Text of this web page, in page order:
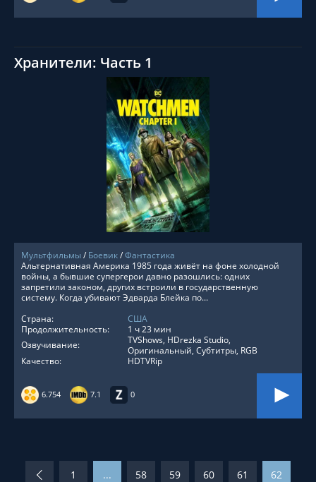
Хранители: Часть 1
СМОТРЕТЬ ОНЛАЙН
Мультфильмы/ Боевик/Фантастика
6.754 7.1 0
Альтернативная Америка 1985 года живёт на фоне холодной
войны, а бывшие супергерои давно разошлись: одних
запретили законом, других встроили в государственную
систему. Когда убивают Эдварда Блейка по...
Страна:
США
Продолжительность:
1 ч 23 мин
Озвучивание:
TVShows, HDrezka Studio,
Оригинальный, Субтитры, RGB
Качество:
HDTVRip
1 ... 58 59 60 61 62